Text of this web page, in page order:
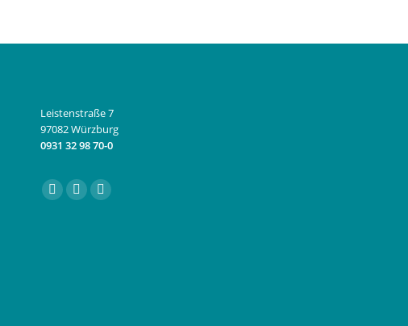
Leistenstraße 7
97082 Würzburg
0931 32 98 70-0
Finden Sie uns auf:
FacebookInstagram
E-